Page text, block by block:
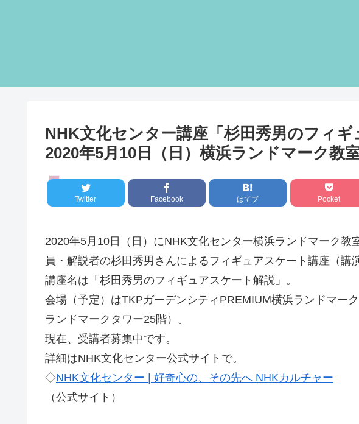
NHK文化センター講座「杉田秀男のフィギ
2020年5月10日（日）横浜ランドマーク教
講座・講演会
Twitter Facebook はてブ Pocket
2020年5月10日（日）にNHK文化センター横浜ランドマーク教
員・解説者の杉田秀男さんによるフィギュアスケート講座（講
講座名は「杉田秀男のフィギュアスケート解説」。
会場（予定）はTKPガーデンシティPREMIUM横浜ランドマ
ランドマークタワー25階）。
現在、受講者募集中です。
詳細はNHK文化センター公式サイトで。
◇NHK文化センター | 好奇心の、その先へ NHKカルチャー
（公式サイト）